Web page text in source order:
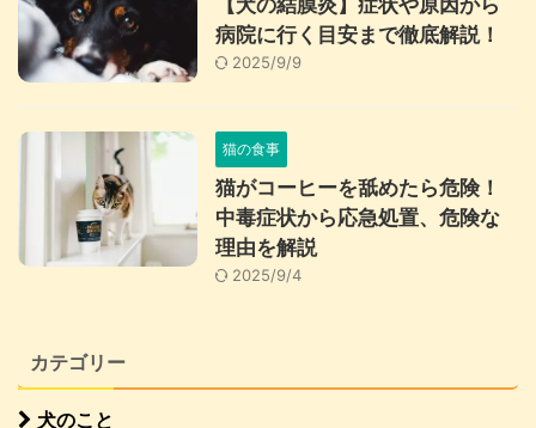
病院に行く目安まで徹底解説！
2025/9/9
猫の食事
猫がコーヒーを舐めたら危険！
中毒症状から応急処置、危険な
理由を解説
2025/9/4
カテゴリー
犬のこと